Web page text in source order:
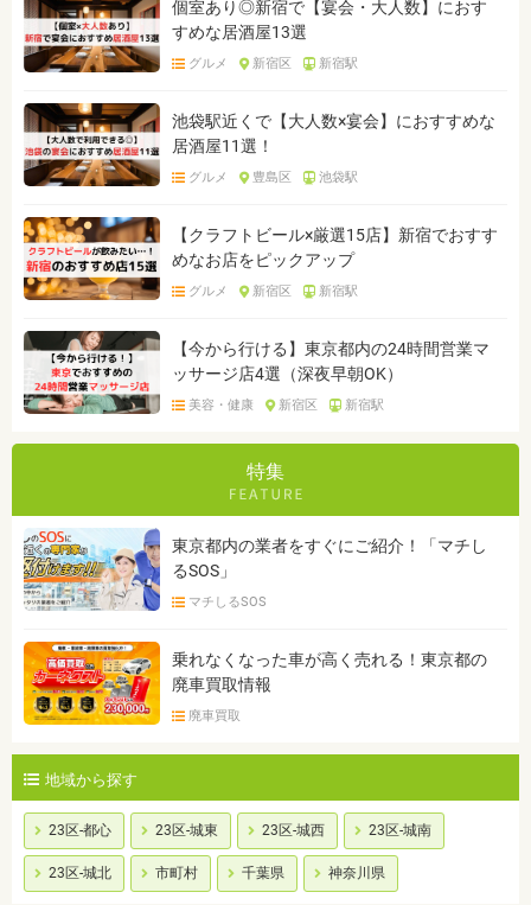
個室あり◎新宿で【宴会・大人数】におす
すめな居酒屋13選
グルメ 新宿区 新宿駅
池袋駅近くで【大人数×宴会】におすすめな
居酒屋11選！
グルメ 豊島区 池袋駅
【クラフトビール×厳選15店】新宿でおすす
めなお店をピックアップ
グルメ 新宿区 新宿駅
【今から行ける】東京都内の24時間営業マ
ッサージ店4選（深夜早朝OK）
美容・健康 新宿区 新宿駅
特集
東京都内の業者をすぐにご紹介！「マチし
るSOS」
マチしるSOS
乗れなくなった車が高く売れる！東京都の
廃車買取情報
廃車買取
地域から探す
23区-都心 23区-城東 23区-城西 23区-城南
23区-城北 市町村 千葉県 神奈川県